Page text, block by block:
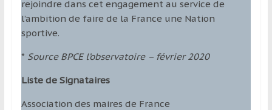
rejoindre dans cet engagement au service de
l’ambition de faire de la France une Nation
sportive.
* Source BPCE l’observatoire – février 2020
Liste de Signataires
Association des maires de France